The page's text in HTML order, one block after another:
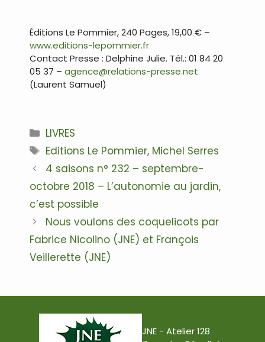
Éditions Le Pommier, 240 Pages, 19,00 € –
www.editions-lepommier.fr
Contact Presse : Delphine Julie. Tél.: 01 84 20
05 37 – agence@relations-presse.net
(Laurent Samuel)
Catégories
LIVRES
Étiquettes
Editions Le Pommier, Michel Serres
Navigation
des
4 saisons n° 232 – septembre-
octobre 2018 – L’autonomie au jardin,
c’est possible
Nous voulons des coquelicots par
Fabrice Nicolino (JNE) et François
Veillerette (JNE)
JNE - Atelier 128